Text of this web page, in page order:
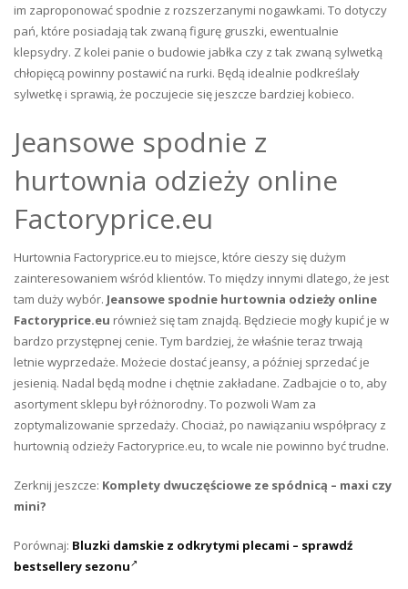
im zaproponować spodnie z rozszerzanymi nogawkami. To dotyczy
pań, które posiadają tak zwaną figurę gruszki, ewentualnie
klepsydry. Z kolei panie o budowie jabłka czy z tak zwaną sylwetką
chłopięcą powinny postawić na rurki. Będą idealnie podkreślały
sylwetkę i sprawią, że poczujecie się jeszcze bardziej kobieco.
Jeansowe spodnie z
hurtownia odzieży online
Factoryprice.eu
Hurtownia Factoryprice.eu to miejsce, które cieszy się dużym
zainteresowaniem wśród klientów. To między innymi dlatego, że jest
tam duży wybór. Jeansowe spodnie hurtownia odzieży online
Factoryprice.eu również się tam znajdą. Będziecie mogły kupić je w
bardzo przystępnej cenie. Tym bardziej, że właśnie teraz trwają
letnie wyprzedaże. Możecie dostać jeansy, a później sprzedać je
jesienią. Nadal będą modne i chętnie zakładane. Zadbajcie o to, aby
asortyment sklepu był różnorodny. To pozwoli Wam za
zoptymalizowanie sprzedaży. Chociaż, po nawiązaniu współpracy z
hurtownią odzieży Factoryprice.eu, to wcale nie powinno być trudne.
Zerknij jeszcze: Komplety dwuczęściowe ze spódnicą – maxi czy
mini?
Porównaj: Bluzki damskie z odkrytymi plecami – sprawdź
bestsellery sezonu